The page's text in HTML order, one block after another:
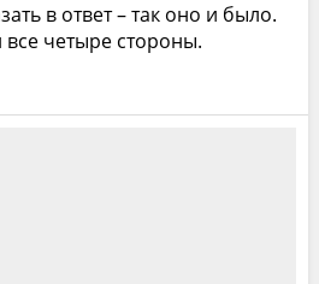
в ответ – так оно и было.
четыре стороны.